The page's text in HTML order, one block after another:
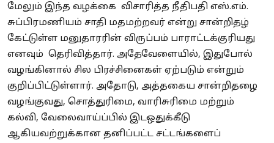
மேலும் இந்த வழக்கை விசாரித்த நீதிபதி எஸ்.எம்.
சுப்பிரமணியம் சாதி மதமற்றவர் என்று சான்றிதழ்
கேட்டுள்ள மனுதாரரின் விருப்பம் பாராட்டக்குரியது
எனவும் தெரிவித்தார். அதேவேளையில், இதுபோல்
வழங்கினால் சில பிரச்சினைகள் ஏற்படும் என்றும்
குறிப்பிட்டுள்ளார். அதோடு, அத்தகைய சான்றிதழை
வழங்குவது, சொத்துரிமை, வாரிசுரிமை மற்றும்
கல்வி, வேலைவாய்ப்பில் இடஒதுக்கீடு
ஆகியவற்றுக்கான தனிப்பட்ட சட்டங்களைப்